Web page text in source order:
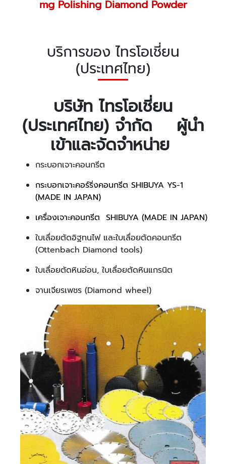
mg Polishing Diamond Powder
บริการของ ไทรโอเชี่ยน
(ประเทศไทย)
บริษัท ไทรโอเชี่ยน
(ประเทศไทย) จำกัด ผู้นำ
เข้าและจัดจำหน่าย
กระบอกเจาะคอนกรีต
กระบอกเจาะคอร์ริ่งคอนกรีต SHIBUYA YS-1
(MADE IN JAPAN)
เครื่องเจาะคอนกรีต SHIBUYA (MADE IN JAPAN)
ใบเลื่อยตัดอิฐทนไฟ และใบเลื่อยตัดคอนกรีต
(Ottenbach Diamond tools)
ใบเลื่อยตัดหินอ่อน, ใบเลื่อยตัดหินแกรนิต
จานเจียรเพชร (Diamond wheel)